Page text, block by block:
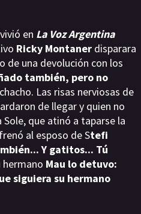
en La Voz Argentina
Ricky Montaner disparara
de una devolución con los
también, pero no
Las risas nerviosas de
de llegar y quien no
que atinó a taparse la
al esposo de Stefi
Y gatitos... Tú
hermano Mau lo detuvo:
siguiera su hermano